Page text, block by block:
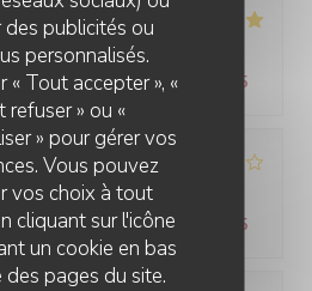
des publicités ou
personnalisés.
« Tout accepter », «
refuser » ou «
» pour gérer vos
Vous pouvez
vos choix à tout
cliquant sur l'icône
un cookie en bas
des pages du site.
4
5 /5 Cuisine:5/5 Qualité / Prix /5
2
3 /5 Cuisine: 5/5 Qualité / Prix /5